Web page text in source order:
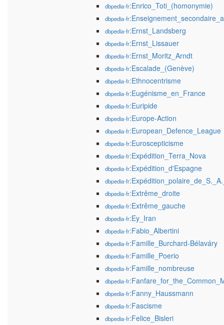
dbpedia-fr:Enrico_Toti_(homonymie)
dbpedia-fr
dbpedia-fr:Ernst_Landsberg
dbpedia-fr:Ernst_Lissauer
dbpedia-fr:Ernst_Moritz_Arndt
dbpedia-fr:Escalade_(Genève)
dbpedia-fr:Ethnocentrisme
dbpedia-fr:Eugénisme_en_France
dbpedia-fr:Euripide
dbpedia-fr:Europe-Action
dbpedia-fr:European_Defence_League
dbpedia-fr:Euroscepticisme
dbpedia-fr:Expédition_Terra_Nova
dbpedia-fr:Expédition_d'Espagne
dbpedia-fr
dbpedia-fr:Extrême_droite
dbpedia-fr:Extrême_gauche
dbpedia-fr:Ey_Iran
dbpedia-fr:Fabio_Albertini
dbpedia-fr:Famille_Burchard-Bélaváry
dbpedia-fr:Famille_Poerio
dbpedia-fr:Famille_nombreuse
dbpedia-fr
dbpedia-fr:Fanny_Haussmann
dbpedia-fr:Fascisme
dbpedia-fr:Felice_Bisleri